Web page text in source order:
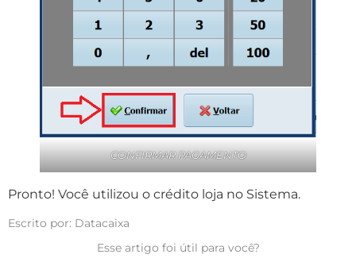
CONFIRMAR PAGAMENTO
Pronto! Você utilizou o crédito loja no Sistema.
Escrito por: Datacaixa
Esse artigo foi útil para você?